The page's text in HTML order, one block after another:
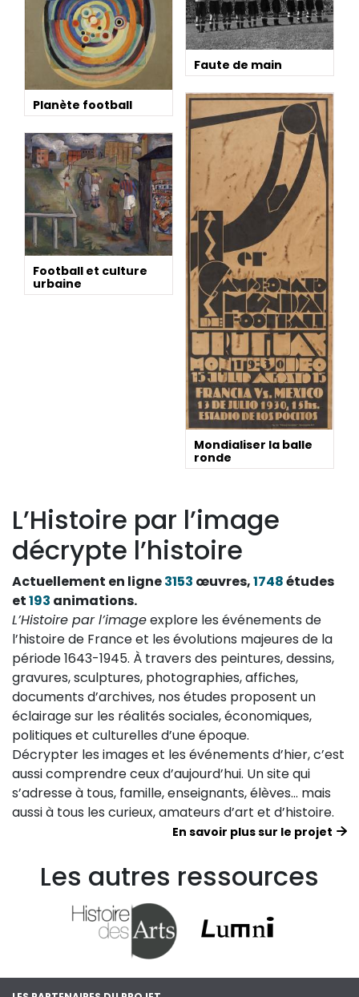
Faute de main
Planète football
Mondialiser la balle
ronde
Football et culture
urbaine
L’Histoire par l’image
décrypte l’histoire
Actuellement en ligne3153 œuvres,1748études
et193 animations.
L’Histoire par l’imageexplore les événements de
l’histoire de France et les évolutions majeures de la
période 1643-1945. À travers des peintures, dessins,
gravures, sculptures, photographies, affiches,
documents d’archives, nos études proposent un
éclairage sur les réalités sociales, économiques,
politiques et culturelles d’une époque.
Décrypter les images et les événements d’hier, c’est
aussi comprendre ceux d’aujourd’hui. Un site qui
s’adresse à tous, famille, enseignants, élèves… mais
aussi à tous les curieux, amateurs d’art et d’histoire.
En savoir plus sur le projet
Les autres ressources